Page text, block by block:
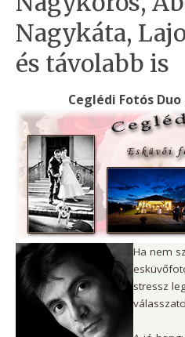
Nagykáta,
és távolabb is
Ceglédi Fotós
Ha nem
stressz